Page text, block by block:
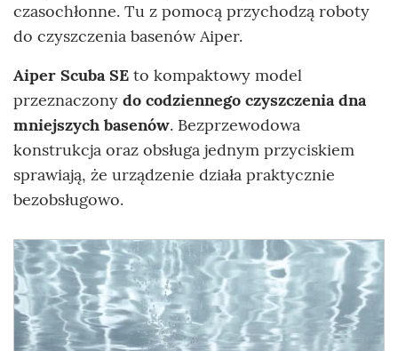
czasochłonne. Tu z pomocą przychodzą roboty
do czyszczenia basenów Aiper.
Aiper Scuba SE to kompaktowy model
przeznaczony do codziennego czyszczenia dna
mniejszych basenów. Bezprzewodowa
konstrukcja oraz obsługa jednym przyciskiem
sprawiają, że urządzenie działa praktycznie
bezobsługowo.